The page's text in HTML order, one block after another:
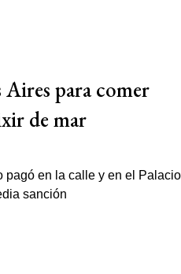
Aires para comer
de mar